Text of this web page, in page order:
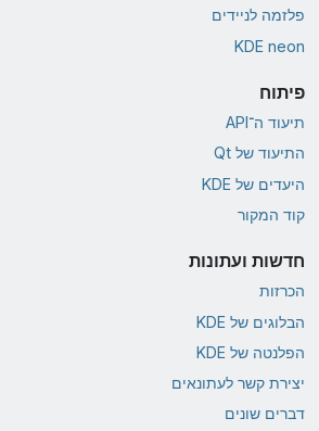
פלזמה לניידים
KDE neon
פיתוח
תיעוד ה־API
התיעוד של Qt
היעדים של KDE
קוד המקור
חדשות ועתונות
הכרזות
הבלוגים של KDE
הפלנטה של KDE
יצירת קשר לעתונאים
דברים שונים